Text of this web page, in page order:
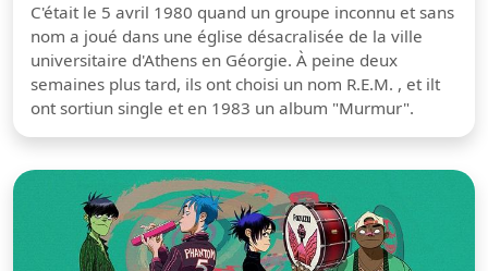
C'était le 5 avril 1980 quand un groupe inconnu et sans
nom a joué dans une église désacralisée de la ville
universitaire d'Athens en Géorgie. À peine deux
semaines plus tard, ils ont choisi un nom R.E.M. , et ilt
ont sortiun single et en 1983 un album "Murmur".